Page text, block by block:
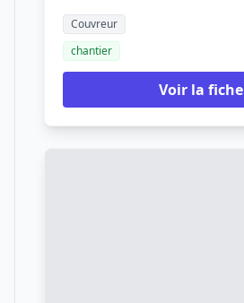
Couvreur
chantier
Voir la fiche